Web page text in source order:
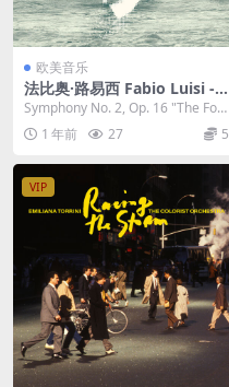
欧美音乐
法比奥·路易西 Fabio Luisi - C
arl Nielsen Symphonies No
s. 2 & 6 2023 [24bit/96kHz]
[Hi-Res Flac 1.27GB]
Symphony No. 2, Op. 16 "The Fou
r Tempera...
1 年前 27 5
VIP